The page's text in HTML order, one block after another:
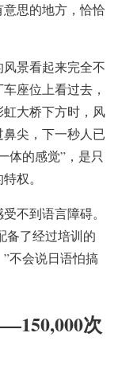
思的地方，恰恰
景看起来完全不
座位上看过去，
大桥下方时，风
尖，下一秒人已
体的感觉”，是只
权。
不到语言障碍。
备了经过培训的
不会说日语怕搞
次